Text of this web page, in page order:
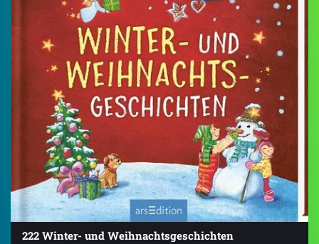
222 Winter- und Weihnachtsgeschichten